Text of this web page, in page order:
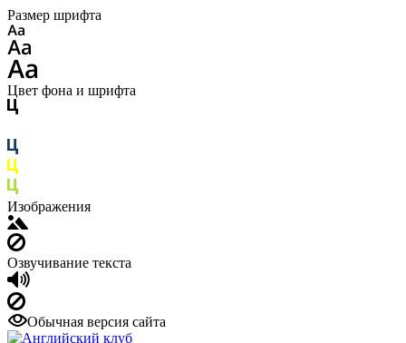
Размер шрифта
Цвет фона и шрифта
Изображения
Озвучивание текста
Обычная версия сайта